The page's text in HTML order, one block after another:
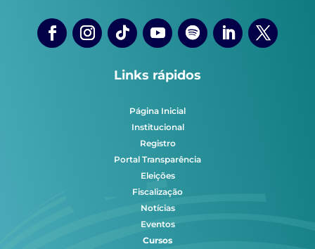
Links rápidos
Página Inicial
Institucional
Registro
Portal Transparência
Eleições
Fiscalização
Notícias
Eventos
Cursos